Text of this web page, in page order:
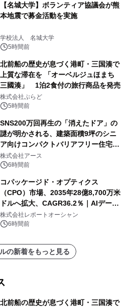
【名城大学】ボランティア協議会が熊
本地震で募金活動を実施
学校法人 名城大学
5時間前
北前船の歴史が息づく港町・三国湊で
上質な滞在を 「オーベルジュほまち
三國湊」 1泊2食付の旅行商品を発売
株式会社ぷらど
5時間前
SNS200万回再生の「消えたドア」の
謎が明かされる、建築面積9坪のシニ
ア向けコンパクトバリアフリー住宅が
誕生
株式会社アース
6時間前
コパッケージド・オプティクス
（CPO）市場、2035年28億8,700万米
ドルへ拡大、CAGR36.2％｜AIデータ
センター・高速光通信需要が成長を加
速
株式会社レポートオーシャン
6時間前
の新着をもっと見る
北前船の歴史が息づく港町・三国湊で